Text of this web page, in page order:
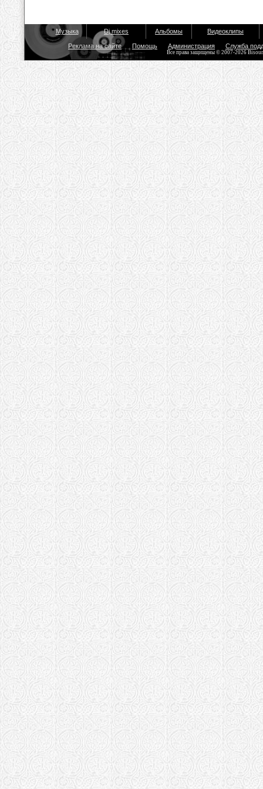
Музыка Dj mixes Альбомы Видеоклипы
Реклама на сайте Помощь Администрация Служба
Все права защищены © 2007-2026